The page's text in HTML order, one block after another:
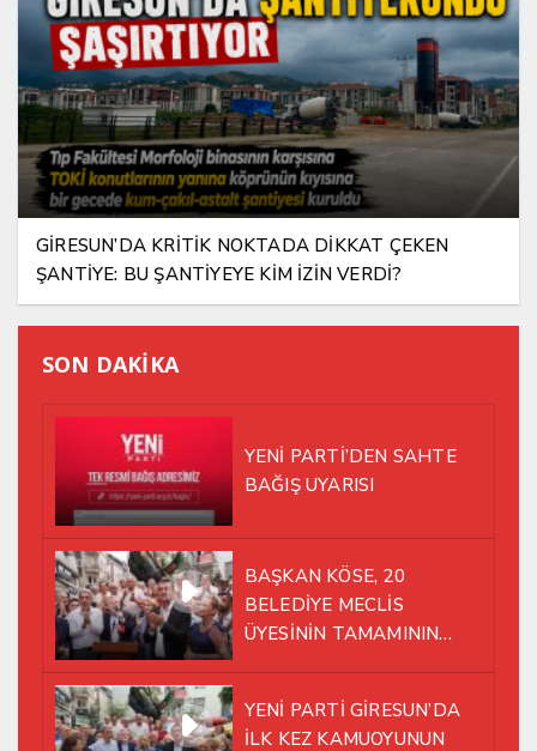
GİRESUN’DA KRİTİK NOKTADA DİKKAT ÇEKEN
ŞANTİYE: BU ŞANTİYEYE KİM İZİN VERDİ?
SON DAKİKA
YENİ PARTİ’DEN SAHTE
BAĞIŞ UYARISI
BAŞKAN KÖSE, 20
BELEDİYE MECLİS
ÜYESİNİN TAMAMININ
YÜRÜMEYE KARAR VERDİK
YENİ PARTİ GİRESUN’DA
İLK KEZ KAMUOYUNUN